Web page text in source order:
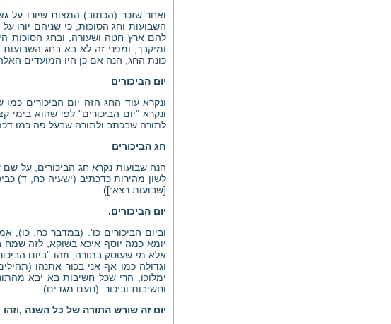
ואחר שזכר (הכתוב) המצות שיורו על
השבועות וחג הסוכות, כי שניהם יורו
להם ארץ חטה ושעורה, ובחג הסוכות
ומיקבך, ומפני זה לא בא בחג
כונת החג, הנה אם כן היו המועדים
יום הביכורים
ונקרא עוד החג הזה יום הביכורים
ונקרא "יום הביכורים" לפי שהוא
לתורה שבכתב ולתורה שבעל פה כמו
חג הביכורים
הנה שבועות נקרא חג הביכורים, על
לשון מהירות כדכתיב (ישעיה כח, ד)
[שבועות רצא:])
יום הביכורים.
וביום הביכורים כו'. (במדבר כח. כו),
יומא כמה יוסף איכא בשוקא, לזה שמח
אלא מי שעוסק בתורה, וזהו "ביום
וגדולה כמו אף אני בכור אתנהו
ימלוכו, הרי שכל חשיבות בא יבא
וחשיבות וביכור. (נועם מגדים)
יום זה שורש התורה של כל השנה ,וזהו